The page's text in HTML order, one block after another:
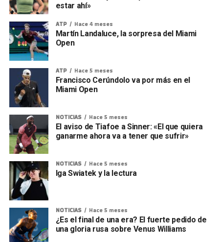
estar ahí»
ATP Hace 4 meses
Martín Landaluce, la sorpresa del Miami
Open
ATP Hace 5 meses
Francisco Cerúndolo va por más en el
Miami Open
NOTICIAS Hace 5 meses
El aviso de Tiafoe a Sinner: «El que quiera
ganarme ahora va a tener que sufrir»
NOTICIAS Hace 5 meses
Iga Swiatek y la lectura
NOTICIAS Hace 5 meses
¿Es el final de una era? El fuerte pedido de
una gloria rusa sobre Venus Williams